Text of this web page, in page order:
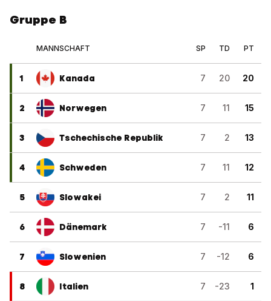
Gruppe B
MANNSCHAFT SP TD PT
1 Kanada 7 20 20
2 Norwegen 7 11 15
3 Tschechische Republik 7 2 13
4 Schweden 7 11 12
5 Slowakei 7 2 11
6 Dänemark 7 -11 6
7 Slowenien 7 -12 6
8 Italien 7 -23 1